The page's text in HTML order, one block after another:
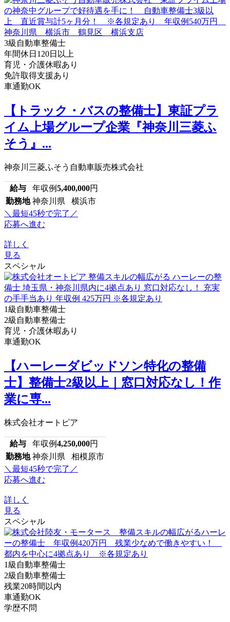
3級自動車整備士
年間休日120日以上
育児・介護休暇あり
免許取得支援あり
車通勤OK
【トラック・バスの整備士】東証プラ
イム上場グループ企業『神奈川三菱ふ
そう』...
神奈川三菱ふそう自動車販売株式会社
給与 年収例5,400,000円
勤務地 神奈川県 横浜市
＼最短45秒で完了／
応募へ進む
詳しく
見る
スペシャル
1級自動車整備士
2級自動車整備士
育児・介護休暇あり
車通勤OK
【ハーレーダビッドソン特化の整備
士】整備士2級以上｜窓口対応なし！作
業に専...
株式会社オートピア
給与 年収例4,250,000円
勤務地 神奈川県 相模原市
＼最短45秒で完了／
応募へ進む
詳しく
見る
スペシャル
1級自動車整備士
2級自動車整備士
残業20時間以内
車通勤OK
学歴不問